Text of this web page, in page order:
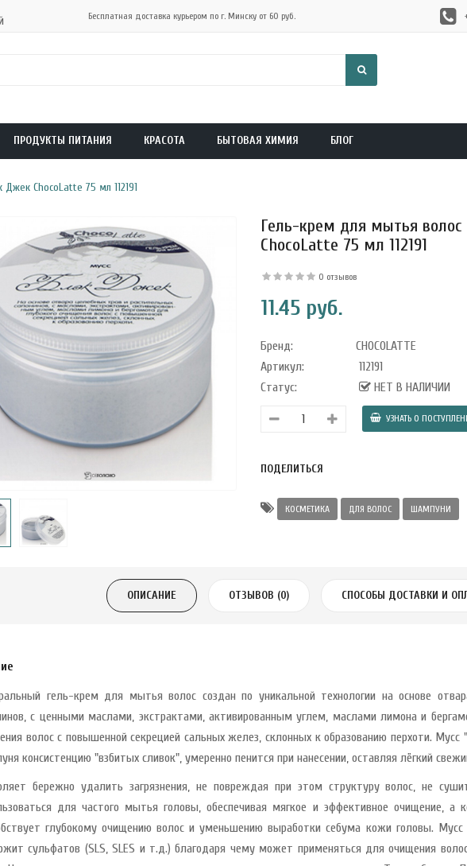
Бесплатная доставка курьером по г. Минску от 60 руб.
ПРОДУКТЫ ПИТАНИЯ КРАСОТА БЫТОВАЯ ХИМИЯ БЛОГ
ChocoLatte 75 мл 112191
Гель-крем для мытья
ChocoLatte 75 мл 112191
0 отзывов
11.45 руб.
Бренд:
CHOCOLATTE
Артикул:
112191
Статус:
НЕТ В НАЛИЧИИ
ПОДЕЛИТЬСЯ
КОСМЕТИКА ДЛЯ ВОЛОС ШАМПУНИ
ОПИСАНИЕ ОТЗЫВОВ (0) СПОСОБЫ ДОСТАВКИ И
гель-крем для мытья волос создан по уникальной технологии на основе
с ценными маслами, экстрактами, активированным углем, маслами лимона и
волос с повышенной секрецией сальных желез, склонных к образованию перхоти.
консистенцию "взбитых сливок", умеренно пенится при нанесении, оставляя лёгкий
бережно удалить загрязнения, не повреждая при этом структуру волос, не
для частого мытья головы, обеспечивая мягкое и эффективное очищение, а
глубокому очищению волос и уменьшению выработки себума кожи головы.
сульфатов (SLS, SLES и т.д.) благодаря чему может применяться для очищения